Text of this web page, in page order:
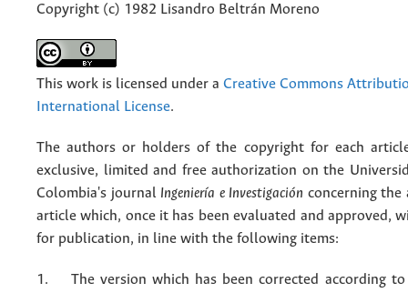
Copyright (c) 1982 Lisandro Beltrán Moreno
This work is licensed under a Creative Commons
International License.
The authors or holders of the copyright for each
exclusive, limited and free authorization on the
Colombia's journal Ingeniería e Investigación concerning the
article which, once it has been evaluated and approved,
for publication, in line with the following items:
1. The version which has been corrected according